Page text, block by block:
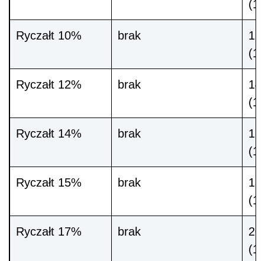
Ryczałt 10% brak
12
Ryczałt 12% brak
14
Ryczałt 14% brak
16
Ryczałt 15% brak
18
Ryczałt 17% brak
20